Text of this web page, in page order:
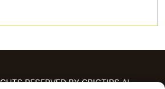
RESERVED BY CRICTIPS.AI